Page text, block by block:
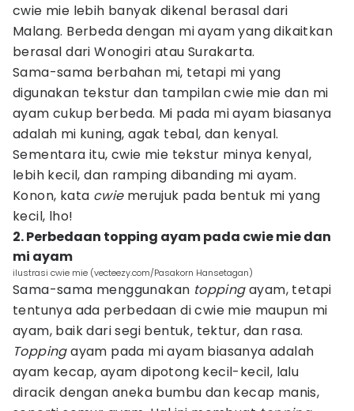
cwie mie lebih banyak dikenal berasal dari
Malang. Berbeda dengan mi ayam yang dikaitkan
berasal dari Wonogiri atau Surakarta.
Sama-sama berbahan mi, tetapi mi yang
digunakan tekstur dan tampilan cwie mie dan mi
ayam cukup berbeda. Mi pada mi ayam biasanya
adalah mi kuning, agak tebal, dan kenyal.
Sementara itu, cwie mie tekstur minya kenyal,
lebih kecil, dan ramping dibanding mi ayam.
Konon, kata cwie merujuk pada bentuk mi yang
kecil, lho!
2. Perbedaan topping ayam pada cwie mie dan
mi ayam
ilustrasi cwie mie (vecteezy.com/Pasakorn Hansetagan)
Sama-sama menggunakan toppingayam, tetapi
tentunya ada perbedaan di cwie mie maupun mi
ayam, baik dari segi bentuk, tektur, dan rasa.
Toppingayam pada mi ayam biasanya adalah
ayam kecap, ayam dipotong kecil-kecil, lalu
diracik dengan aneka bumbu dan kecap manis,